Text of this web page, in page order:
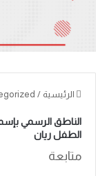
الرئيسية /
الناطق الرسمي بإسم
الطفل ريان
متابعة